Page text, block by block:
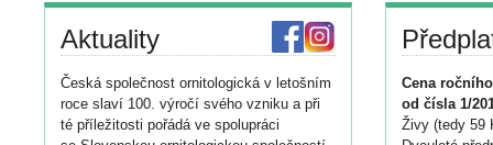
Aktuality
Česká společnost ornitologická v letošním
roce slaví 100. výročí svého vzniku a při
té příležitosti pořádá ve spolupráci
Cena
od čísla 1/
Živy (tedy 59